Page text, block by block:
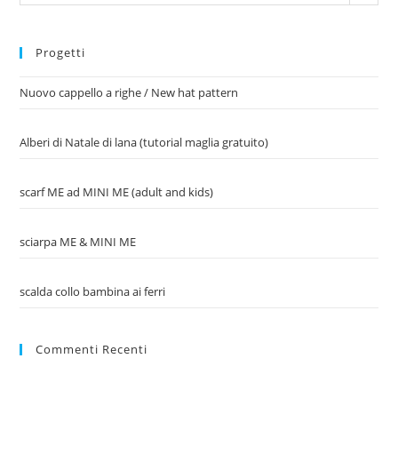
Progetti
Nuovo cappello a righe / New hat pattern
Alberi di Natale di lana (tutorial maglia gratuito)
scarf ME ad MINI ME (adult and kids)
sciarpa ME & MINI ME
scalda collo bambina ai ferri
Commenti Recenti